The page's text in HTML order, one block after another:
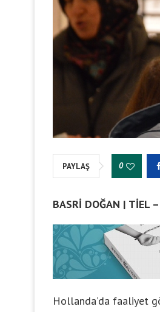
PAYLAŞ 0
BASRİ DOĞAN | TİEL
Hollanda’da faaliyet